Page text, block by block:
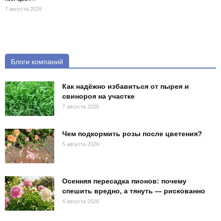
7 августа 2026
Блоги компаний
Как надёжно избавиться от пырея и
свинороя на участке
7 августа 2026
Чем подкормить розы после цветения?
5 августа 2026
Осенняя пересадка пионов: почему
спешить вредно, а тянуть — рискованно
4 августа 2026